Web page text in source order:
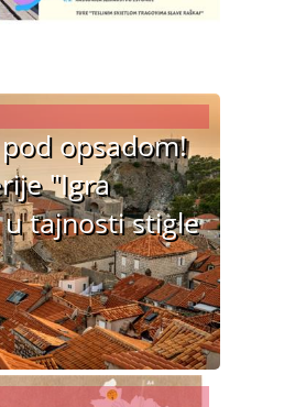
opsadom!
"Igra
tajnosti stigle